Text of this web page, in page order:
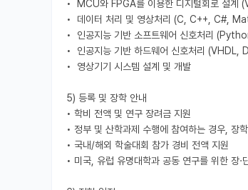
•  MCU와 FPGA를 이용한 디지털회로 설
•  데이터 처리 및 영상처리 (C, C++, C#,
•  인공지능 기반 소프트웨어 신호처리
•  인공지능 기반 하드웨어 신호처리
•  영상기기 시스템 설계 및 개발
5) 등록 및 장학 안내
• 학비 전액 및 연구 장려금 지원
• 정부 및 산학과제 수행에 참여하는 경우, 장
• 국내/해외 학술대회 참가 경비 전액 지원
• 미국, 유럽 유명대학과 공동 연구를 위한 장·